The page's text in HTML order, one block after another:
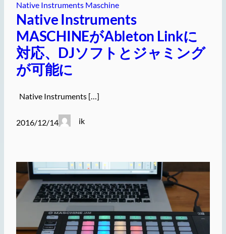
Native Instruments Maschine
Native Instruments
MASCHINEがAbleton Linkに
対応、DJソフトとジャミング
が可能に
Native Instruments […]
2016/12/14 ik